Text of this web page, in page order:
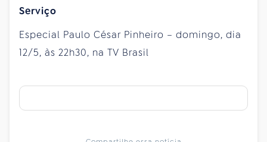
Serviço
Especial Paulo César Pinheiro – domingo, dia
12/5, às 22h30, na TV Brasil